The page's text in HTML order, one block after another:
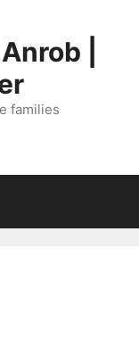
|
families